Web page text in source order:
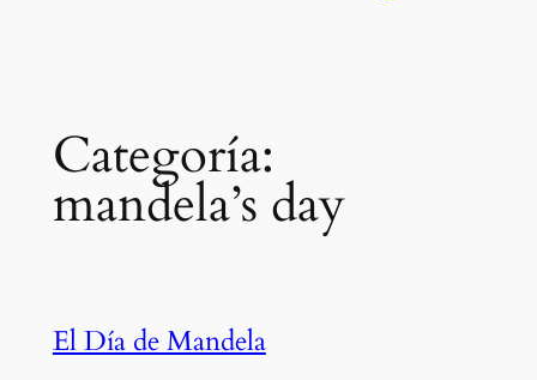
Categoría:
mandela’s day
El Día de Mandela